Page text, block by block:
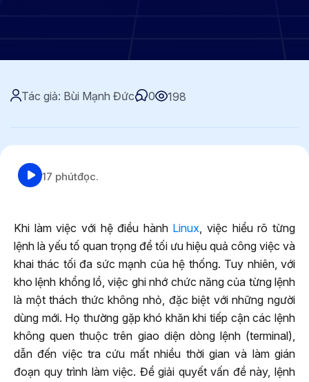
Tác giả: Bùi Mạnh Đức 0 198
17 phútđọc.
Khi làm việc với hệ điều hành Linux, việc hiểu rõ từng
lệnh là yếu tố quan trọng để tối ưu hiệu quả công việc và
khai thác tối đa sức mạnh của hệ thống. Tuy nhiên, với
kho lệnh khổng lồ, việc ghi nhớ chức năng của từng lệnh
là một thách thức không nhỏ, đặc biệt với những người
dùng mới. Họ thường gặp khó khăn khi tiếp cận các lệnh
không quen thuộc trên giao diện dòng lệnh (terminal),
dẫn đến việc tra cứu mất nhiều thời gian và làm gián
đoạn quy trình làm việc. Để giải quyết vấn đề này, lệnh